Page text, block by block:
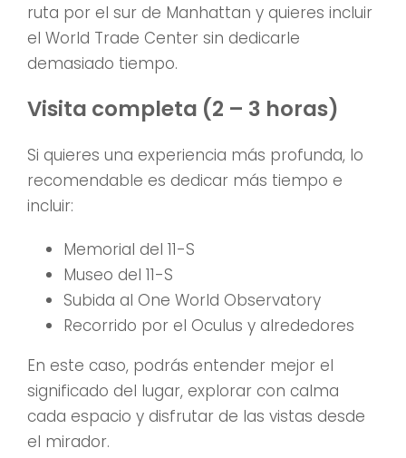
ruta por el sur de Manhattan y quieres incluir
el World Trade Center sin dedicarle
demasiado tiempo.
Visita completa (2 – 3 horas)
Si quieres una experiencia más profunda, lo
recomendable es dedicar más tiempo e
incluir:
Memorial del 11-S
Museo del 11-S
Subida al One World Observatory
Recorrido por el Oculus y alrededores
En este caso, podrás entender mejor el
significado del lugar, explorar con calma
cada espacio y disfrutar de las vistas desde
el mirador.